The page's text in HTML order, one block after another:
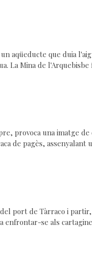
aqüeducte que duia
La Mina de
provoca una imatge
de pagès, assenyalant
port de Tàrraco i partir,
enfrontar-se als